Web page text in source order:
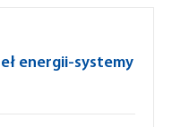
energii-systemy